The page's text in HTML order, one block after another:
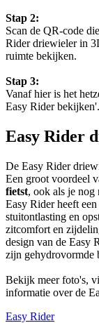
Stap 2:
Scan de QR-code
Rider driewieler in
ruimte bekijken.
Stap 3:
Vanaf hier is het
Easy Rider
Easy Rider
De Easy Rider
Een groot voordeel
fietst, ook als je nog
Easy Rider heeft
stuitontlasting en
zitcomfort en
design van de Easy
zijn gehydrovormde
Bekijk meer foto's,
informatie over de
Easy Rider